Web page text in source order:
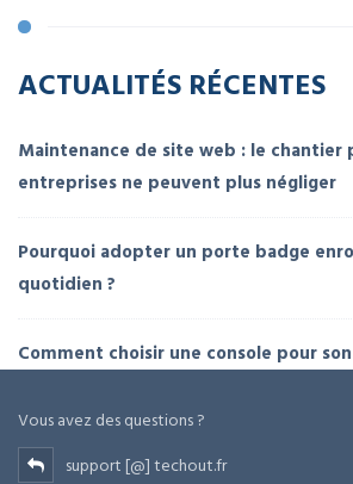
ACTUALITÉS RÉCENTES
Maintenance de site web : le chantier
entreprises ne peuvent plus négliger
Pourquoi adopter un porte badge
quotidien ?
Comment choisir une console pour
Vous avez des questions ?
support [@] techout.fr